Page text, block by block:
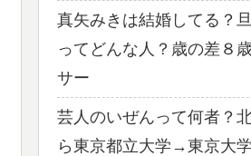
真矢みきは結婚してる？
ってどんな人？歳の差８
サー
芸人のいぜんって何者？
ら東京都立大学→東京大